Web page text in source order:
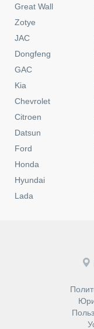
Great Wall
Zotye
JAC
Dongfeng
GAC
Kia
Chevrolet
Citroen
Datsun
Ford
Honda
Hyundai
Lada